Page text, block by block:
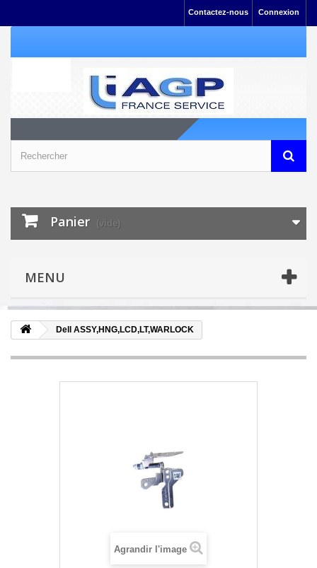
Connexion
Contactez-nous
Panier (vide)
MENU
Dell ASSY,HNG,LCD,LT,WARLOCK
Agrandir l'image